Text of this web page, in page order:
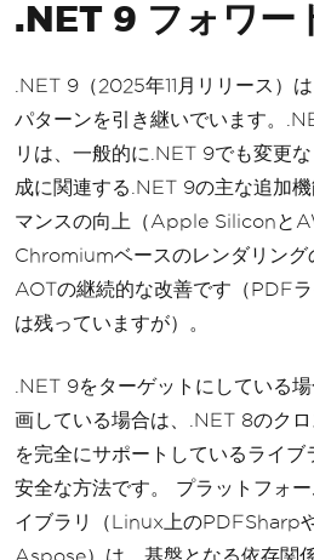
.NET 9 フォワー
.NET 9（2025年11月リリース）
パターンを引き継いでいます。
リは、一般的に.NET 9でも変更
成に関連する.NET 9の主な追加
マンスの向上（Apple Siliconと
Chromiumベースのレンダリン
AOTの継続的な改善です（PDF
は残っていますが）。
.NET 9をターゲットにしている
画している場合は、.NET 8のク
を完全にサポートしているライブ
安全な方法です。 プラットフォ
イブラリ（Linux上のPDFSharp
Aspose）は、基盤となる依存関